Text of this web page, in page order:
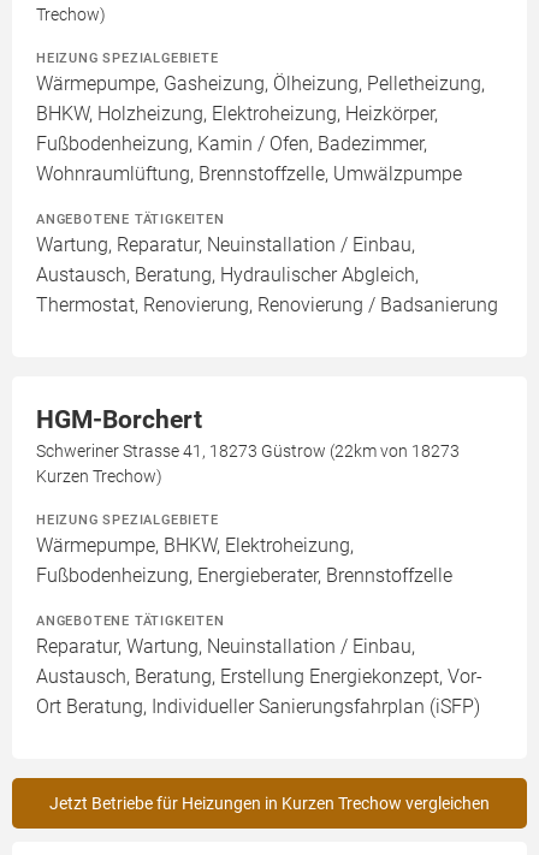
Trechow)
HEIZUNG SPEZIALGEBIETE
Wärmepumpe, Gasheizung, Ölheizung, Pelletheizung,
BHKW, Holzheizung, Elektroheizung, Heizkörper,
Fußbodenheizung, Kamin / Ofen, Badezimmer,
Wohnraumlüftung, Brennstoffzelle, Umwälzpumpe
ANGEBOTENE TÄTIGKEITEN
Wartung, Reparatur, Neuinstallation / Einbau,
Austausch, Beratung, Hydraulischer Abgleich,
Thermostat, Renovierung, Renovierung / Badsanierung
HGM-Borchert
Schweriner Strasse 41, 18273 Güstrow (22km von 18273
Kurzen Trechow)
HEIZUNG SPEZIALGEBIETE
Wärmepumpe, BHKW, Elektroheizung,
Fußbodenheizung, Energieberater, Brennstoffzelle
ANGEBOTENE TÄTIGKEITEN
Reparatur, Wartung, Neuinstallation / Einbau,
Austausch, Beratung, Erstellung Energiekonzept, Vor-
Ort Beratung, Individueller Sanierungsfahrplan (iSFP)
Jetzt Betriebe für Heizungen in Kurzen Trechow vergleichen